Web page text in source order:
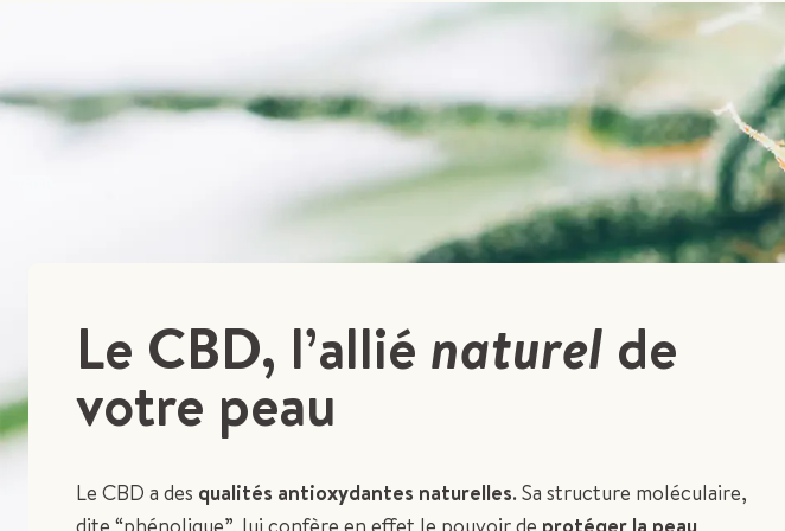
Le CBD, l’allié naturel de
votre peau
Le CBD a des qualités antioxydantes naturelles. Sa structure moléculaire,
dite “phénolique”, lui confère en effet le pouvoir de protéger la peau